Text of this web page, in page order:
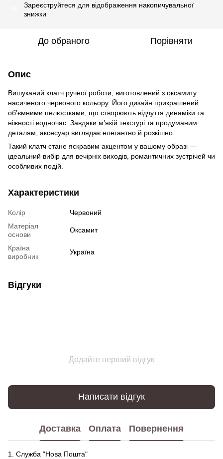
Зареєструйтеся для відображення накопичувальної
знижки
До обраного Порівняти
Опис
Вишуканий клатч ручної роботи, виготовлений з оксамиту
насиченого червоного кольору. Його дизайн прикрашений
об’ємними пелюстками, що створюють відчуття динаміки та
ніжності водночас. Завдяки м’якій текстурі та продуманим
деталям, аксесуар виглядає елегантно й розкішно.
Такий клатч стане яскравим акцентом у вашому образі —
ідеальний вибір для вечірніх виходів, романтичних зустрічей чи
особливих подій.
Характеристики
Колір
Червоний
Матеріал
основи
Оксамит
Країна
виробник
Україна
Відгуки
Додайте перший відгук
Написати відгук
Доставка Оплата Повернення
1. Служба “Нова Пошта"